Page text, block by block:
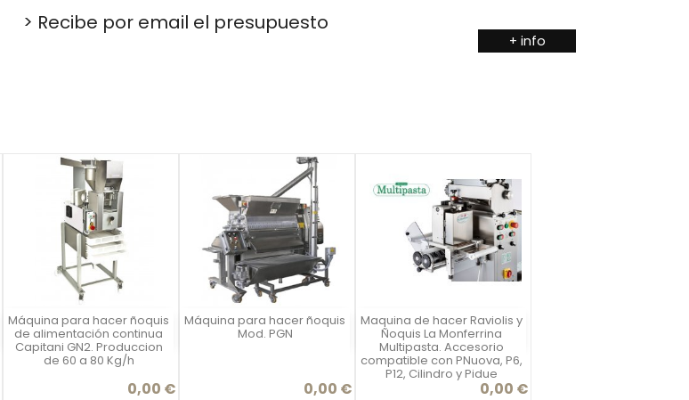
> Recibe por email el presupuesto
+ info
Máquina para hacer ñoquis
de alimentación continua
Capitani GN2. Produccion
de 60 a 80 Kg/h
Precio0,00 €

Vista rápida Máquina para hacer ñoquis
Mod. PGN
Precio0,00 €

Vista rápida Maquina de hacer Raviolis y
Ñoquis La Monferrina
Multipasta. Accesorio
compatible con PNuova, P6,
P12, Cilindro y Pidue
Precio0,00 €

Vista rápida